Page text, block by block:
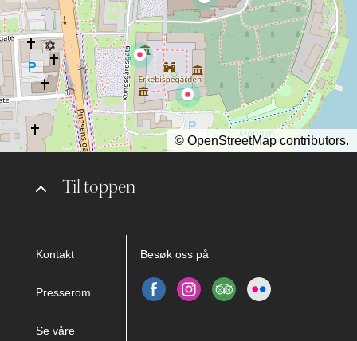
Til toppen
Kontakt
Presserom
Se våre
Besøk oss på
© OpenStreetMap contributors.